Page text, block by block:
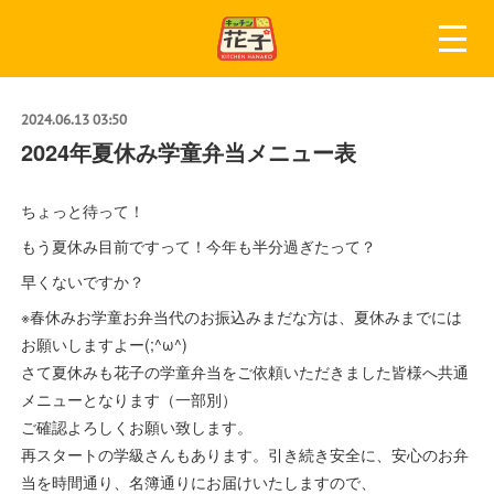
2024.06.13 03:50
2024年夏休み学童弁当メニュー表
ちょっと待って！
もう夏休み目前ですって！今年も半分過ぎたって？
早くないですか？
※春休みお学童お弁当代のお振込みまだな方は、夏休みまでには
お願いしますよー(;^ω^)
さて夏休みも花子の学童弁当をご依頼いただきました皆様へ共通
メニューとなります（一部別）
ご確認よろしくお願い致します。
再スタートの学級さんもあります。引き続き安全に、安心のお弁
当を時間通り、名簿通りにお届けいたしますので、